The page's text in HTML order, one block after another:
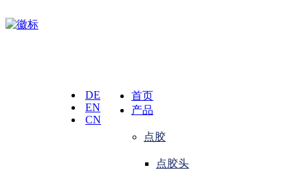
首页
产品
点胶
点胶头
DE
EN
CN